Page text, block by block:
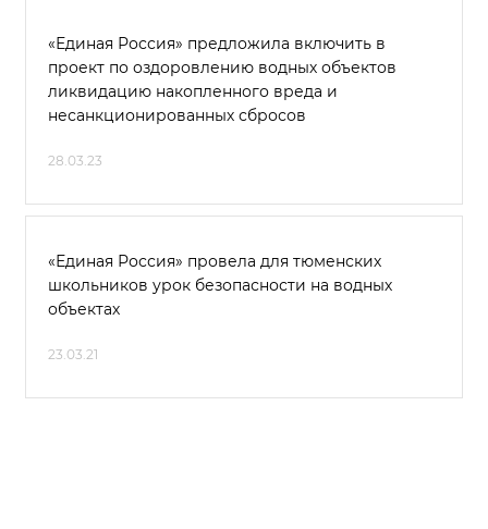
«Единая Россия» предложила включить в
проект по оздоровлению водных объектов
ликвидацию накопленного вреда и
несанкционированных сбросов
28.03.23
«Единая Россия» провела для тюменских
школьников урок безопасности на водных
объектах
23.03.21